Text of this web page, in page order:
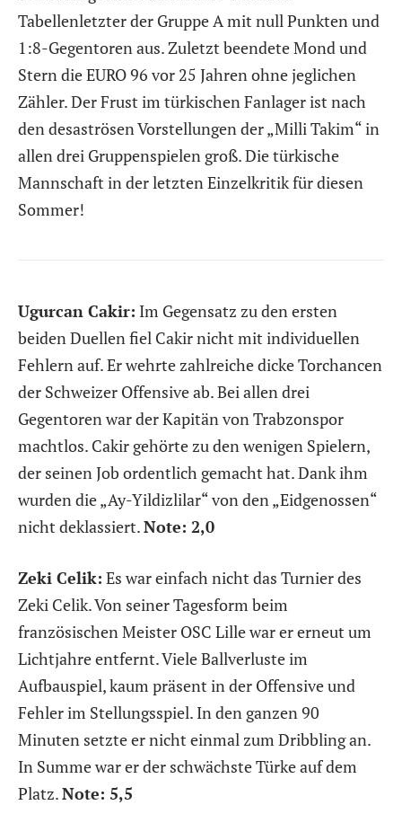
Tabellenletzter der Gruppe A mit null Punkten und
1:8-Gegentoren aus. Zuletzt beendete Mond und
Stern die EURO 96 vor 25 Jahren ohne jeglichen
Zähler. Der Frust im türkischen Fanlager ist nach
den desaströsen Vorstellungen der „Milli Takim“ in
allen drei Gruppenspielen groß. Die türkische
Mannschaft in der letzten Einzelkritik für diesen
Sommer!
Ugurcan Cakir: Im Gegensatz zu den ersten
beiden Duellen fiel Cakir nicht mit individuellen
Fehlern auf. Er wehrte zahlreiche dicke Torchancen
der Schweizer Offensive ab. Bei allen drei
Gegentoren war der Kapitän von Trabzonspor
machtlos. Cakir gehörte zu den wenigen Spielern,
der seinen Job ordentlich gemacht hat. Dank ihm
wurden die „Ay-Yildizlilar“ von den „Eidgenossen“
nicht deklassiert.Note: 2,0
Zeki Celik: Es war einfach nicht das Turnier des
Zeki Celik. Von seiner Tagesform beim
französischen Meister OSC Lille war er erneut um
Lichtjahre entfernt. Viele Ballverluste im
Aufbauspiel, kaum präsent in der Offensive und
Fehler im Stellungsspiel. In den ganzen 90
Minuten setzte er nicht einmal zum Dribbling an.
In Summe war er der schwächste Türke auf dem
Platz.Note: 5,5